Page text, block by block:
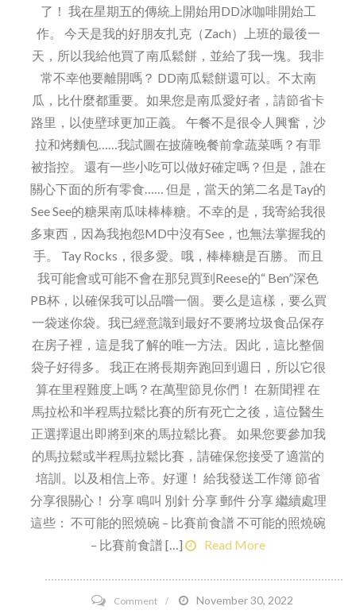
了！ 我在星期五的傳統上開始用DD冰咖啡開始工
作。 今天是我的好朋友扎克（Zach）上班的最後一
天，所以我給他買了南瓜鬆餅，並給了我一塊。我非
常不幸他要離開嗎？ DD南瓜鬆餅還可以。不太南
瓜，比什麼都重要。如果您是南瓜愛好者，請節省卡
路里，以使壁球更加正義。 午餐不是很令人興奮，沙
拉和烤麵包……我試圖在披薩晚餐前拿蔬菜嗎？有罪
被指控。 還有一些小吃可以做好確定嗎？但是，誰在
關心下面的所有零食…… 但是，當天的第二名是Tay的
See See的糖果南瓜味棒棒糖。不幸的是，我寄給我很
多東西，因為我抱怨MD中沒有See，也無法掌握我的
手。 Tay Rocks，很多愛。哦，棒棒糖是百勝。 而且
我可能會或可能不會在那兒買到Reese的“ Ben”深色
PB杯，以確保我可以品嚐一個。要么是這樣，要么買
一袋迷你袋。我已經意識到最好不要將垃圾食品保存
在房子裡，這是我了解的唯一方法。因此，這比整個
袋子好得多。 我正在將長期奔跑回到週日，所以它很
算在里程難度上嗎？在萬聖節見你們！ 在新聞裡 在
馬拉松和半程馬拉鬆比賽的所有死亡之後，這位醫生
正選擇退出即將到來的馬拉鬆比賽。 如果您要參加我
的馬拉鬆或半程馬拉鬆比賽，請確保您接受了適當的
培訓。以及相信上帝。好運！ 給我發送工作簿 節省
分享很關心！ 分享 鳴叫 別針 分享 郵件 分享 繼續處理
這些： 不可能的照燒碗 – 比賽前食譜 不可能的照燒碗
– 比賽前食譜 […]
Read More
Commenton
November 30, 2022